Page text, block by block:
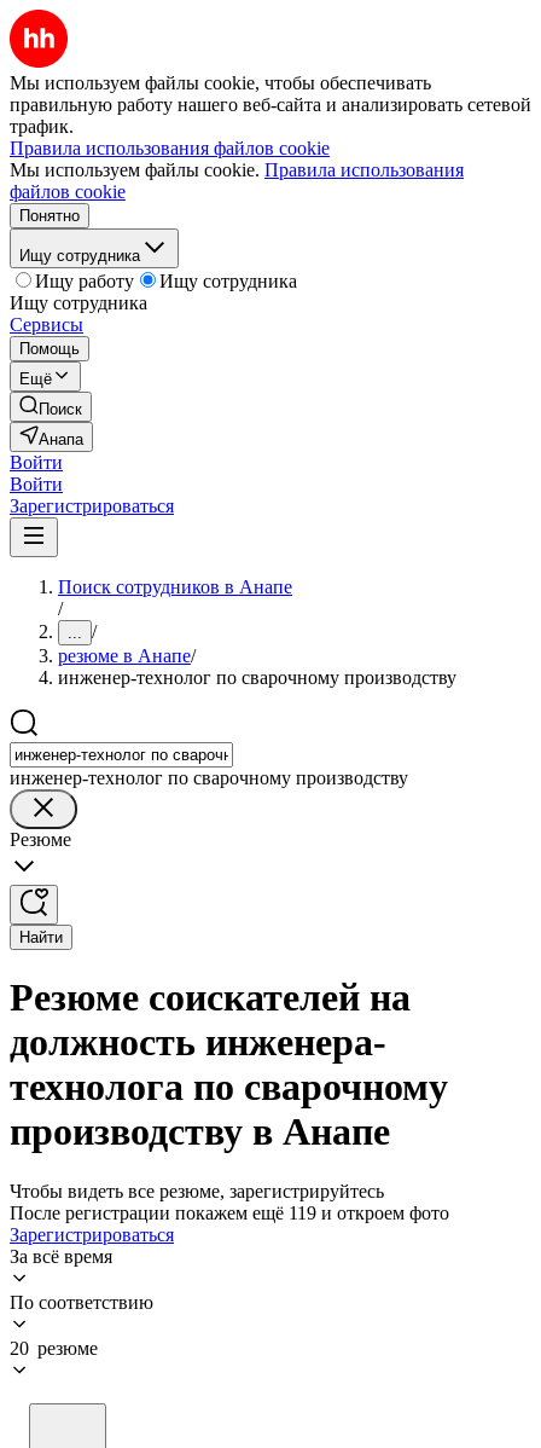
Мы используем файлы cookie, чтобы обеспечивать
правильную работу нашего веб-сайта и анализировать сетевой
трафик.
Правила использования файлов cookie
Мы используем файлы cookie. Правила использования
файлов cookie
Понятно
Ищу сотрудника
Ищу работу
Ищу сотрудника
Ищу сотрудника
Сервисы
Помощь
Ещё
Поиск
Анапа
Войти
Войти
Зарегистрироваться
Поиск сотрудников в Анапе
/
... /
резюме в Анапе/
инженер-технолог по сварочному производству
инженер-технолог по сварочному производству
Резюме
Найти
Резюме соискателей на
должность инженера-
технолога по сварочному
производству в Анапе
Чтобы видеть все резюме, зарегистрируйтесь
После регистрации покажем ещё 119 и откроем фото
Зарегистрироваться
За всё время
По соответствию
20 резюме